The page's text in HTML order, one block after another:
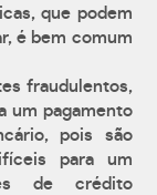
que podem
é bem comum
fraudulentos,
um pagamento
pois são
para um
de crédito